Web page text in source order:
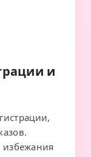
и
избежания